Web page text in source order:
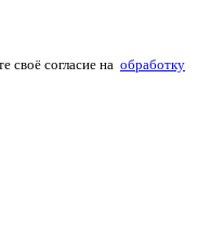
своё согласие на обработку